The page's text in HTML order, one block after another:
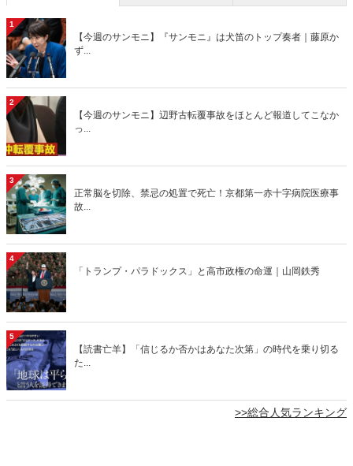
1
【今週のサンモニ】『サンモニ』は犬笛のトップ奏者｜藤原か
ず...
2
【今週のサンモニ】辺野古転覆事故をほとんど報道してこなか
っ...
3
正常脳を切除、禁忌の処置で死亡！京都第一赤十字病院医療事
故...
4
「トランプ・パラドックス」と高市政権の命運｜山岡鉄秀
5
【読書亡羊】「信じるか否かはあなた次第」の時代を乗り切る
た...
>>総合人気ランキング